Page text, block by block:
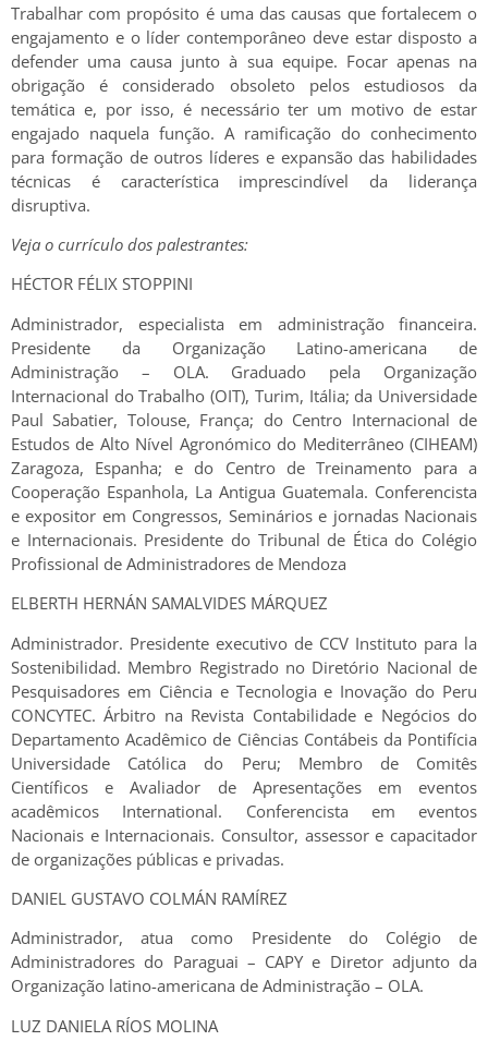
Trabalhar com propósito é uma das causas que fortalecem o
engajamento e o líder contemporâneo deve estar disposto a
defender uma causa junto à sua equipe. Focar apenas na
obrigação é considerado obsoleto pelos estudiosos da
temática e, por isso, é necessário ter um motivo de estar
engajado naquela função. A ramificação do conhecimento
para formação de outros líderes e expansão das habilidades
técnicas é característica imprescindível da liderança
disruptiva.
Veja o currículo dos palestrantes:
HÉCTOR FÉLIX STOPPINI
Administrador, especialista em administração financeira.
Presidente da Organização Latino-americana de
Administração – OLA. Graduado pela Organização
Internacional do Trabalho (OIT), Turim, Itália; da Universidade
Paul Sabatier, Tolouse, França; do Centro Internacional de
Estudos de Alto Nível Agronómico do Mediterrâneo (CIHEAM)
Zaragoza, Espanha; e do Centro de Treinamento para a
Cooperação Espanhola, La Antigua Guatemala. Conferencista
e expositor em Congressos, Seminários e jornadas Nacionais
e Internacionais. Presidente do Tribunal de Ética do Colégio
Profissional de Administradores de Mendoza
ELBERTH HERNÁN SAMALVIDES MÁRQUEZ
Administrador. Presidente executivo de CCV Instituto para la
Sostenibilidad. Membro Registrado no Diretório Nacional de
Pesquisadores em Ciência e Tecnologia e Inovação do Peru
CONCYTEC. Árbitro na Revista Contabilidade e Negócios do
Departamento Acadêmico de Ciências Contábeis da Pontifícia
Universidade Católica do Peru; Membro de Comitês
Científicos e Avaliador de Apresentações em eventos
acadêmicos International. Conferencista em eventos
Nacionais e Internacionais. Consultor, assessor e capacitador
de organizações públicas e privadas.
DANIEL GUSTAVO COLMÁN RAMÍREZ
Administrador, atua como Presidente do Colégio de
Administradores do Paraguai – CAPY e Diretor adjunto da
Organização latino-americana de Administração – OLA.
LUZ DANIELA RÍOS MOLINA